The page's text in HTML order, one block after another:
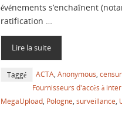
événements s’enchaînent
ratification …
Lire la suite
Taggé ACTA Anonymous
Fournisseurs d'accès à
MegaUpload Pologne surveillance